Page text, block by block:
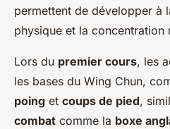
permettent de développer à
physique et la concentration
Lors du premier cours, les
les bases du Wing Chun,
poing et coups de pied,
combat comme la boxe